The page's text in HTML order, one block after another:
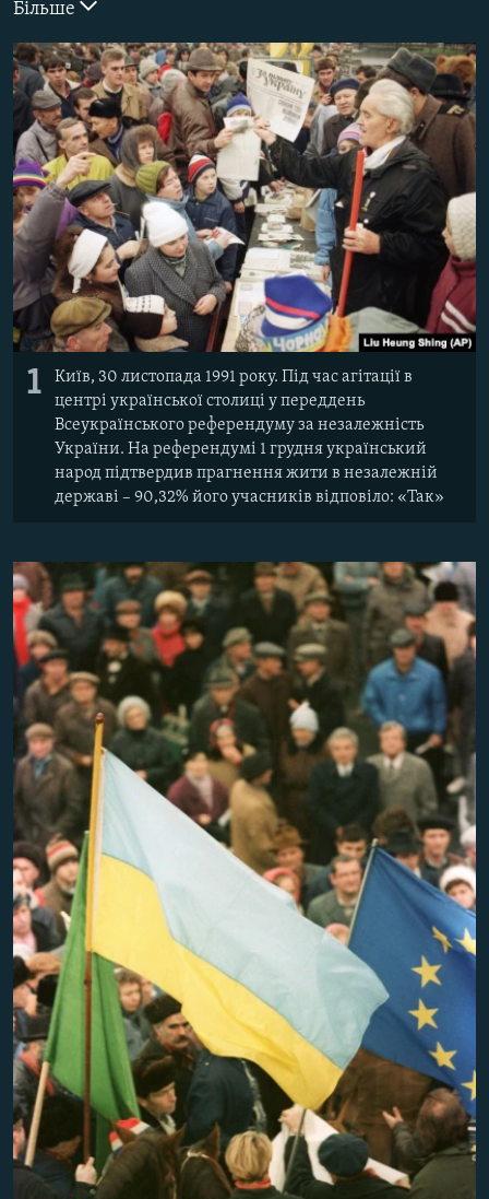
СВІДЧЕННЯ ОКУПАЦІЇ
УКРАЇНСЬКА ПРОБЛЕМА КРИМУ
ІНФОГРАФІКА
Русский
Qırımtatar
ДОЛУЧАЙСЯ!
Усі сайти RFE/RL
Більше
1
Київ, 30 листопада 1991 року. Під час агітації в
центрі української столиці у переддень
Всеукраїнського референдуму за незалежність
України. На референдумі 1 грудня український
народ підтвердив прагнення жити в незалежній
державі – 90,32% його учасників відповіло: «Так»